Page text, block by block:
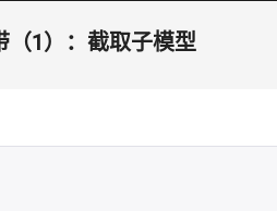
（1）：截取子模型